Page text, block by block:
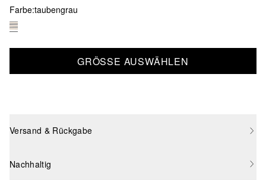
Farbe:taubengrau
GRÖSSE AUSWÄHLEN
Versand & Rückgabe
Nachhaltig